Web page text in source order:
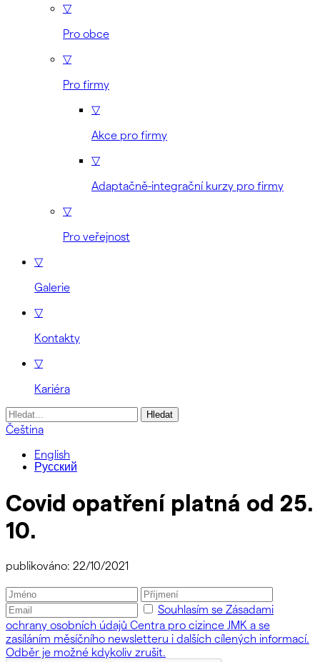
▽
Pro obce
▽
Pro firmy
▽
Akce pro firmy
▽
Adaptačně-integrační kurzy pro firmy
▽
Pro veřejnost
▽
Galerie
▽
Kontakty
▽
Kariéra
Vyhledávání
Čeština
English
Русский
Covid opatření platná od 25.
10.
publikováno: 22/10/2021
Souhlasím se Zásadami
ochrany osobních údajů Centra pro cizince JMK a se
zasíláním měsíčního newsletteru i dalších cílených informací.
Odběr je možné kdykoliv zrušit.